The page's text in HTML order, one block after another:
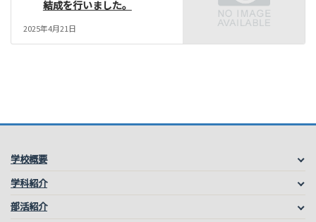
結成を行いました。
2025年4月21日
学校概要
学科紹介
部活紹介